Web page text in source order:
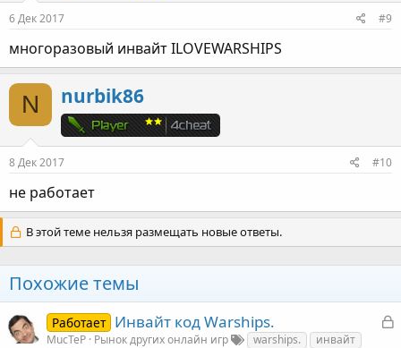
6 Дек 2017 #9
многоразовый инвайт ILOVEWARSHIPS
N nurbik86
8 Дек 2017 #10
не работает
В этой теме нельзя размещать новые ответы.
Похожие темы
З
Работает Инвайт код Warships.
MucTeP Рынок других онлайн игр warships.
инвайт